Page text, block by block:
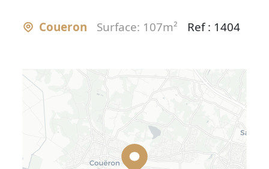
Coueron Surface: 107m² Ref : 1404